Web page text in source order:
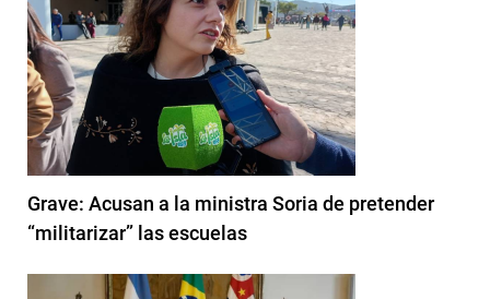
Grave: Acusan a la ministra Soria de pretender
“militarizar” las escuelas